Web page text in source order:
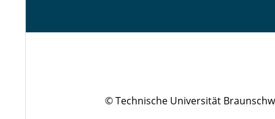
© Technische Universität